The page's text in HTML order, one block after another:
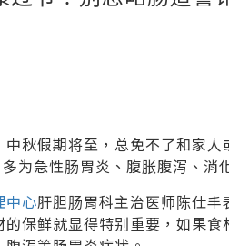
中秋假期将至，总免不了和家
为急性肠胃炎、腹胀腹泻、消
中心肝胆肠胃科主治医师陈仕
的保鲜就显得特别重要，如果